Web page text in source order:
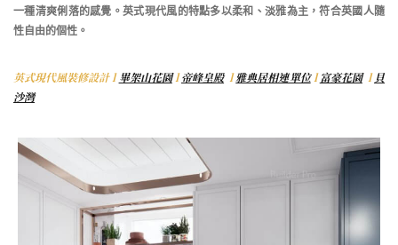
一種清爽俐落的感覺。英式現代風的特點多以柔和、淡雅為主，符合英國人隨
性自由的個性。
英式現代風裝修設計 l畢架山花園l帝峰皇殿l雅典居相連單位l富豪花園l 貝
沙灣